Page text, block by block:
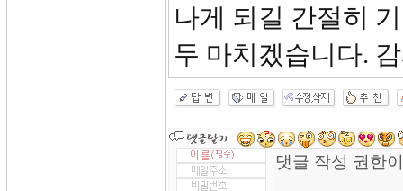
나게 되길 간절히
두 마치겠습니다.